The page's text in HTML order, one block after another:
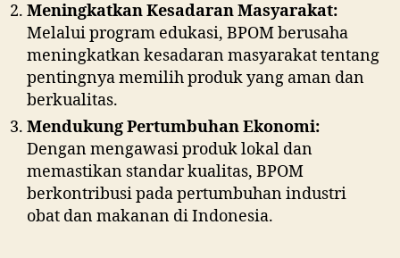
Meningkatkan Kesadaran Masyarakat:
Melalui program edukasi, BPOM berusaha
meningkatkan kesadaran masyarakat tentang
pentingnya memilih produk yang aman dan
berkualitas.
Mendukung Pertumbuhan Ekonomi:
Dengan mengawasi produk lokal dan
memastikan standar kualitas, BPOM
berkontribusi pada pertumbuhan industri
obat dan makanan di Indonesia.